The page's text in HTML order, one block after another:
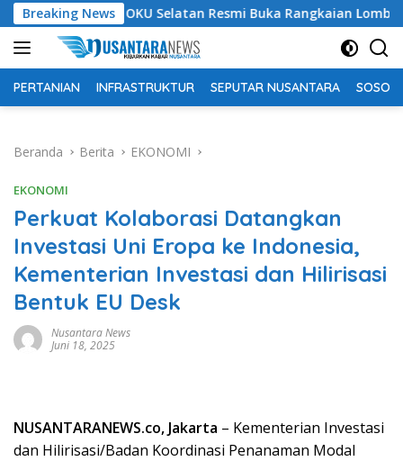
Langsung
ke
konten
Breaking News
OKU Selatan Resmi Buka Rangkaian Lomba Peringatan
PERTANIAN INFRASTRUKTUR SEPUTAR NUSANTARA SOSOK
Beranda Berita EKONOMI
EKONOMI
Perkuat Kolaborasi Datangkan
Investasi Uni Eropa ke Indonesia,
Kementerian Investasi dan Hilirisasi
Bentuk EU Desk
Nusantara News
Juni 18, 2025
NUSANTARANEWS.co, Jakarta – Kementerian Investasi
dan Hilirisasi/Badan Koordinasi Penanaman Modal